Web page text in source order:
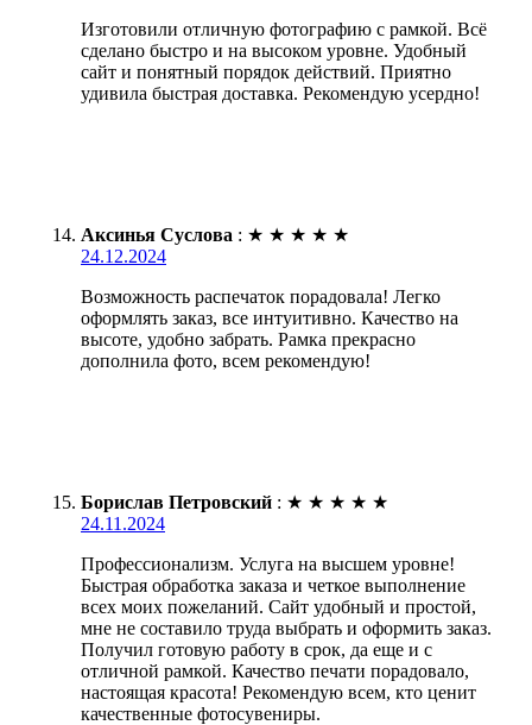
Изготовили отличную фотографию с рамкой. Всё
сделано быстро и на высоком уровне. Удобный
сайт и понятный порядок действий. Приятно
удивила быстрая доставка. Рекомендую усердно!
Аксинья Суслова : ★ ★ ★ ★ ★
24.12.2024
Возможность распечаток порадовала! Легко
оформлять заказ, все интуитивно. Качество на
высоте, удобно забрать. Рамка прекрасно
дополнила фото, всем рекомендую!
Борислав Петровский : ★ ★ ★ ★ ★
24.11.2024
Профессионализм. Услуга на высшем уровне!
Быстрая обработка заказа и четкое выполнение
всех моих пожеланий. Сайт удобный и простой,
мне не составило труда выбрать и оформить заказ.
Получил готовую работу в срок, да еще и с
отличной рамкой. Качество печати порадовало,
настоящая красота! Рекомендую всем, кто ценит
качественные фотосувениры.